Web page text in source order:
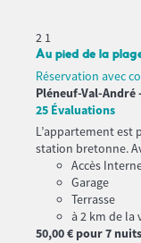
2 1
Au pied de la
Réservation avec
Pléneuf-Val-André -
25 Évaluations
L’appartement est
station bretonne.
Accès
Garage
Terrasse
à 2 km de la
50,00 € pour 7 nuits